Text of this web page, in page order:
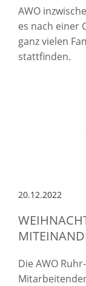
AWO
es nach einer
ganz vielen
stattfinden.
20.12.2022
Die AWO